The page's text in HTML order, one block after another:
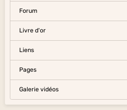
Forum
Livre d'or
Liens
Pages
Galerie vidéos